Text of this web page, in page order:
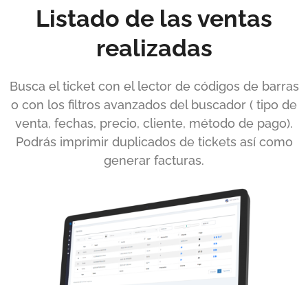
Listado de las ventas
realizadas
Busca el ticket con el lector de códigos de barras
o con los filtros avanzados del buscador ( tipo de
venta, fechas, precio, cliente, método de pago).
Podrás imprimir duplicados de tickets así como
generar facturas.